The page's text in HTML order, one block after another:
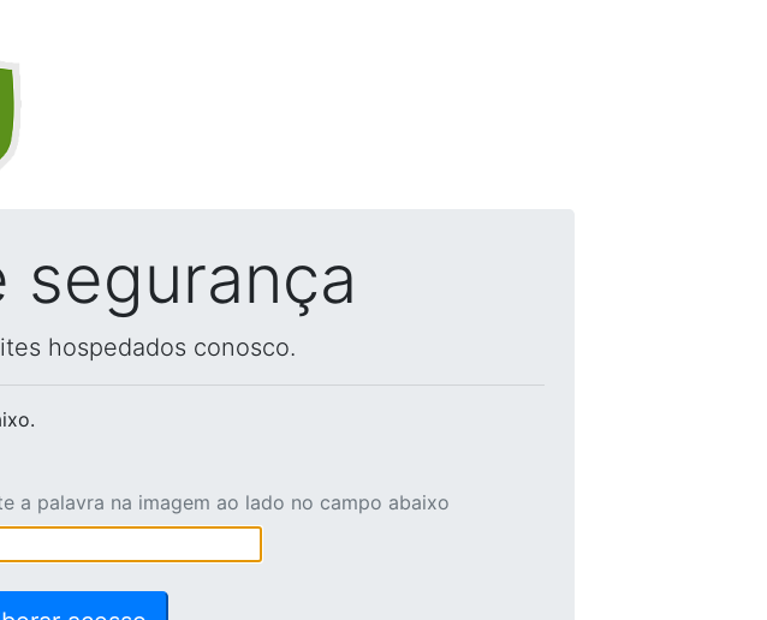
segurança
hospedados conosco.
a palavra na imagem ao lado no campo abaixo